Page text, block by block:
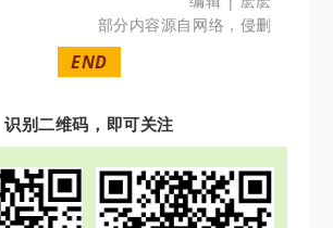
部分内容源自网络，侵删
END
识别二维码，即可关注